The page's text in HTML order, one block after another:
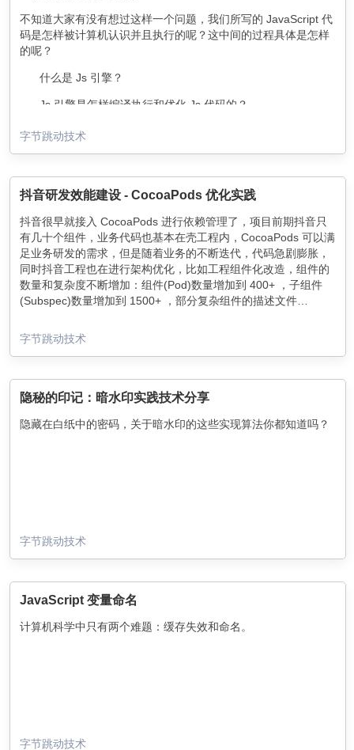
不知道大家有没有想过这样一个问题，我们所写的 JavaScript 代
码是怎样被计算机认识并且执行的呢？这中间的过程具体是怎样
的呢？
什么是 Js 引擎？
Js 引擎是怎样编译执行和优化 Js 代码的？
Js 引擎有很多种，比如 Chrome 使用的 V8 引擎，Webkit 使用
字节跳动技术
抖音研发效能建设 - CocoaPods 优化实践
抖音很早就接入 CocoaPods 进行依赖管理了，项目前期抖音只
有几十个组件，业务代码也基本在壳工程内，CocoaPods 可以满
足业务研发的需求，但是随着业务的不断迭代，代码急剧膨胀，
同时抖音工程也在进行架构优化，比如工程组件化改造，组件的
数量和复杂度不断增加：组件(Pod)数量增加到 400+ ，子组件
(Subspec)数量增加到 1500+ ，部分复杂组件的描述文件
Pod Install）的效率不断下降，同时也导致了 Xcode 检索和构建
效率下降。
性问题，比如在 CI/CD 任务并发执行的环境下 Pod Install 出现大
量失败，这些问题已经严重影响了我们的研发效率。在超大工
支撑我们的研发流程了。
字节跳动技术
隐秘的印记：暗水印实践技术分享
隐藏在白纸中的密码，关于暗水印的这些实现算法你都知道吗？
字节跳动技术
JavaScript 变量命名
计算机科学中只有两个难题：缓存失效和命名。
字节跳动技术